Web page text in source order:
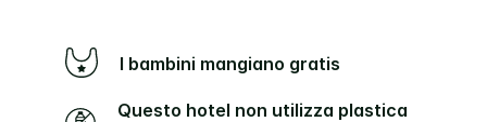
I bambini mangiano gratis
Questo hotel non utilizza plastica